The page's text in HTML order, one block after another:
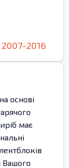
2007-2016
основі
має
Вашого